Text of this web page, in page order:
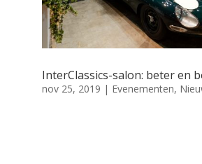
InterClassics-salon: beter en
nov 25, 2019 | Evenementen,